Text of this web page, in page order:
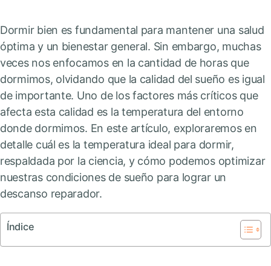
Dormir bien es fundamental para mantener una salud
óptima y un bienestar general. Sin embargo, muchas
veces nos enfocamos en la cantidad de horas que
dormimos, olvidando que la calidad del sueño es igual
de importante. Uno de los factores más críticos que
afecta esta calidad es la temperatura del entorno
donde dormimos. En este artículo, exploraremos en
detalle cuál es la temperatura ideal para dormir,
respaldada por la ciencia, y cómo podemos optimizar
nuestras condiciones de sueño para lograr un
descanso reparador.
Índice